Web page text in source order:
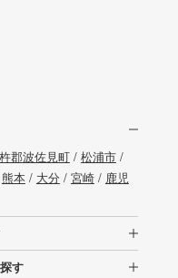
郡波佐見町/ 松浦市/
熊本/ 大分 / 宮崎/ 鹿児
す